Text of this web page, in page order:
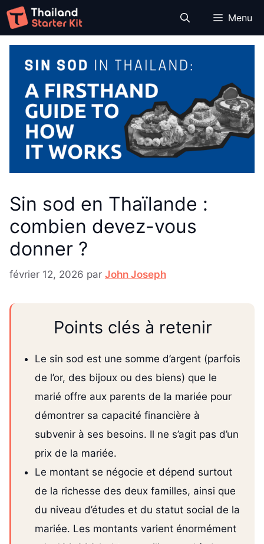
Aller
au
contenu
Menu
Sin sod en Thaïlande :
combien devez-vous
donner ?
février 12, 2026 par John Joseph
Points clés à retenir
Le sin sod est une somme d’argent (parfois
de l’or, des bijoux ou des biens) que le
marié offre aux parents de la mariée pour
démontrer sa capacité financière à
subvenir à ses besoins. Il ne s’agit pas d’un
prix de la mariée.
Le montant se négocie et dépend surtout
de la richesse des deux familles, ainsi que
du niveau d’études et du statut social de la
mariée. Les montants varient énormément